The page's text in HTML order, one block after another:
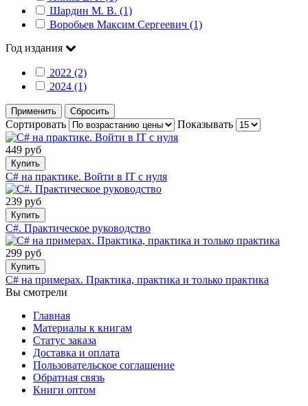
Шардин М. В. (1)
Воробьев Максим Сергеевич (1)
Год издания
2022 (2)
2024 (1)
Применить Сбросить
Сортировать Показывать
449 руб
Купить
С# на практике. Войти в IT с нуля
239 руб
Купить
С#. Практическое руководство
299 руб
Купить
C# на примерах. Практика, практика и только практика
Вы смотрели
Главная
Материалы к книгам
Статус заказа
Доставка и оплата
Пользовательское соглашение
Обратная связь
Книги оптом